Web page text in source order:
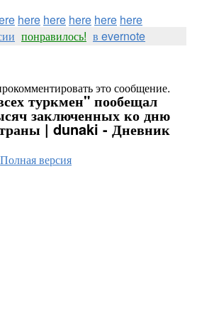
here here here here here
понравилось! в evernote
это сообщение.
туркмен" пообещал
заключенных ко дню
| dunaki - Дневник
Полная версия